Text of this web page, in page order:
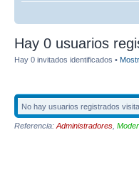
Hay 0 usuarios
Hay 0 invitados identificados •
No hay usuarios registrados
Referencia: Administradores